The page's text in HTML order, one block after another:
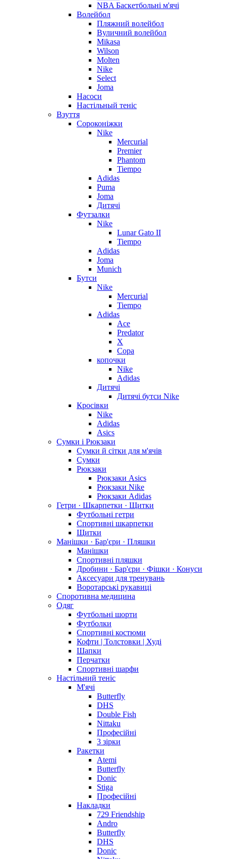
NBA Баскетбольні м'ячі
Волейбол
Пляжний волейбол
Вуличний волейбол
Mikasa
Wilson
Molten
Nike
Select
Joma
Насоси
Настільный теніс
Взуття
Сороконіжки
Nike
Mercurial
Premier
Phantom
Tiempo
Adidas
Puma
Joma
Дитячі
Футзалки
Nike
Lunar Gato II
Tiempo
Adidas
Joma
Munich
Бутси
Nike
Mercurial
Tiempo
Adidas
Ace
Predator
X
Copa
копочки
Nike
Adidas
Дитячі
Дитячі бутси Nike
Кросівки
Nike
Adidas
Asics
Сумки і Рюкзаки
Сумки й сітки для м'ячів
Сумки
Рюкзаки
Рюкзаки Asics
Рюкзаки Nike
Рюкзаки Adidas
Гетри · Шкарпетки · Щитки
Футбольні гетри
Спортивні шкарпетки
Щитки
Манішки · Бар'єри · Пляшки
Манішки
Спортивні пляшки
Дробини · Бар'єри · Фішки · Конуси
Аксесуари для тренувань
Воротарські рукавиці
Споротивна медицина
Одяг
Футбольні шорти
Футболки
Спортивні костюми
Кофти | Толстовки | Худі
Шапки
Перчатки
Спортивні шарфи
Настільний теніс
М'ячі
Butterfly
DHS
Double Fish
Nittaku
Професійні
3 зірки
Ракетки
Atemi
Butterfly
Donic
Stiga
Професійні
Накладки
729 Friendship
Andro
Butterfly
DHS
Donic